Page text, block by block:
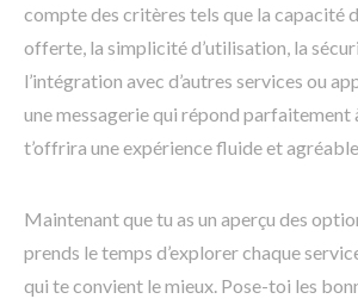
compte des critères tels que la capacité
offerte, la simplicité d’utilisation, la
l’intégration avec d’autres services ou
une messagerie qui répond parfaitement
t’offrira une expérience fluide et
Maintenant que tu as un aperçu des
prends le temps d’explorer chaque
qui te convient le mieux. Pose-toi les